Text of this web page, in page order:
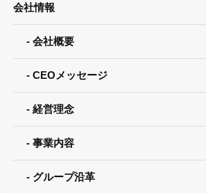
会社情報
会社概要
CEOメッセージ
経営理念
事業内容
グループ沿革